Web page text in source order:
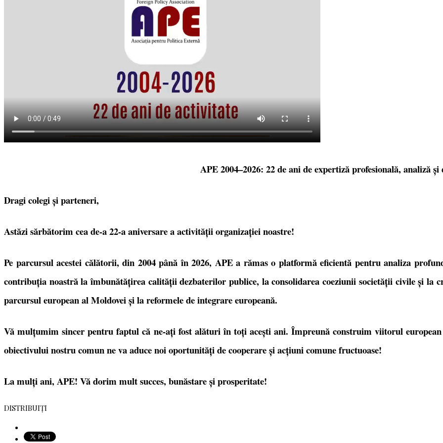
APE 2004–2026: 22 de ani de expertiză profesională, analiză și
Dragi colegi și parteneri,
Astăzi sărbătorim cea de-a 22-a aniversare a activității organizației noastre!
Pe parcursul acestei călătorii, din 2004 până în 2026, APE a rămas o platformă eficientă pentru analiza
contribuția noastră la îmbunătățirea calității dezbaterilor publice, la consolidarea coeziunii societății civile și la
parcursul european al Moldovei și la reformele de integrare europeană.
Vă mulțumim sincer pentru faptul că ne-ați fost alături în toți acești ani. Împreună construim viitorul
obiectivului nostru comun ne va aduce noi oportunități de cooperare și acțiuni comune fructuoase!
La mulți ani, APE! Vă dorim mult succes, bunăstare și prosperitate!
DISTRIBUIȚI